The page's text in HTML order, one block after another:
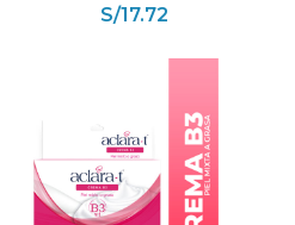
S/17.72